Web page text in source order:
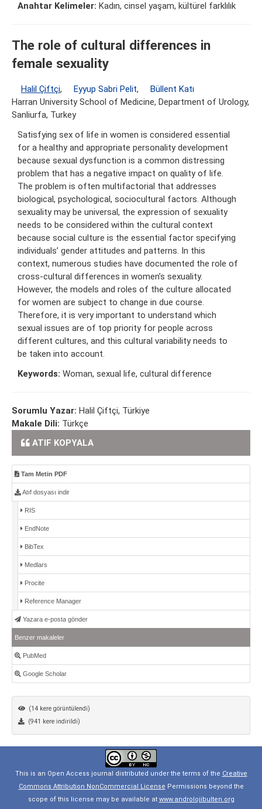
Anahtar Kelimeler: Kadın, cinsel yaşam, kültürel farklılık
The role of cultural differences in
female sexuality
Halil Çiftçi, Eyyup Sabri Pelit,
Büllent Katı
Harran University School of Medicine, Department of Urology,
Sanliurfa, Turkey
Satisfying sex of life in women is considered essential
for a healthy and appropriate personality development
because sexual dysfunction is a common distressing
problem that has a negative impact on quality of life.
The problem is often multifactorial that addresses
biological, psychological, sociocultural factors. Although
sexuality may be universal, the expression of sexuality
needs to be considered within the cultural context
because social culture is the essential factor specifying
individuals’ gender attitudes and patterns. In this
context, numerous studies have documented the role of
cross-cultural differences in women’s sexuality.
However, the models and roles of the culture allocated
for women are subject to change in due course.
Therefore, it is very important to understand which
sexual issues are of top priority for people across
different cultures, and this cultural variability needs to
be taken into account.
Keywords: Woman, sexual life, cultural difference
Sorumlu Yazar: Halil Çiftçi, Türkiye
Makale Dili: Türkçe
ATIF KOPYALA
Tam Metin PDF
Atıf dosyası indir
RIS
EndNote
BibTex
Medlars
Procite
Reference Manager
Yazara e-posta gönder
Benzer makaleler
PubMed
Google Scholar
(14 kere görüntülendi)
(941 kere indirildi)
This is an Open Access journal distributed under the terms of the Creative
Commons Attribution NonCommercial License Permissions beyond the
scope of this license may be available at www.androlojibulten.org